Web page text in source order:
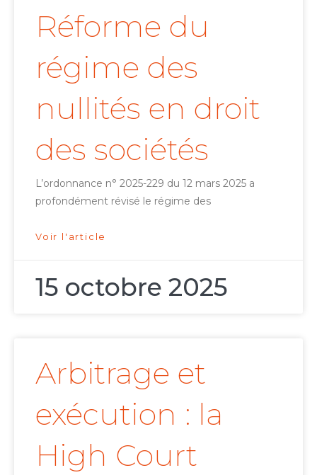
Réforme du
régime des
nullités en droit
des sociétés
L’ordonnance n° 2025-229 du 12 mars 2025 a
profondément révisé le régime des
Voir l'article
15 octobre 2025
Arbitrage et
exécution : la
High Court